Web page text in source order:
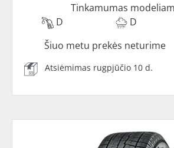
Tinkamumas
D
D
Šiuo metu prekės neturime
Atsiėmimas rugpjūčio 10 d.